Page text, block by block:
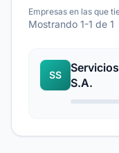
Empresas en las que
Mostrando 1-1 de 1
SS
S.A.